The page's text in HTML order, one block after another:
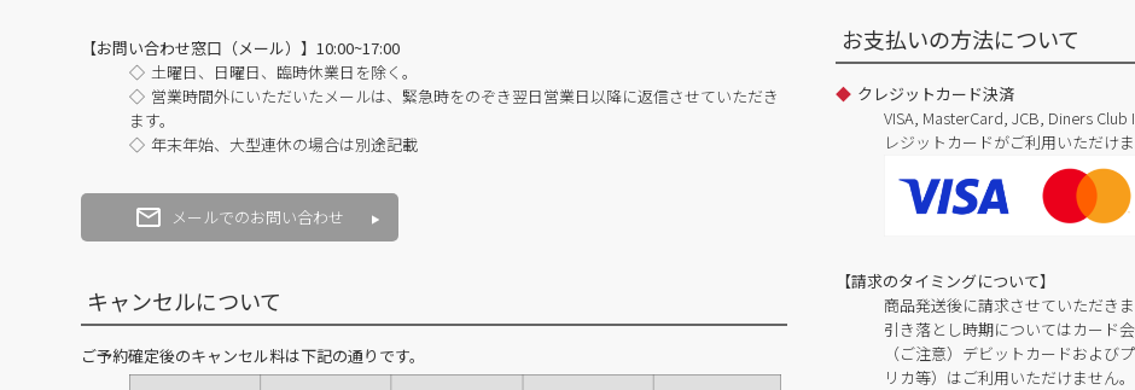
【お問い合わせ窓口（メール）】10:00~17:00
土曜日、日曜日、臨時休業日を除く。
営業時間外にいただいたメールは、緊急時をのぞき翌日営業日以降に返信させていただき
ます。
年末年始、大型連休の場合は別途記載
メールでのお問い合わせ
キャンセルについて
ご予約確定後のキャンセル料は下記の通りです。
お支払いの方法について
クレジットカード決済
VISA, MasterCard, JCB, Diners
レジットカードがご利用いただけま
【請求のタイミングについて】
商品発送後に請求させていただきま
引き落とし時期についてはカード
（ご注意）デビットカードおよび
リカ等）はご利用いただけません。